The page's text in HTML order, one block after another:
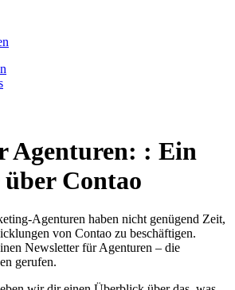
Agenturen: : Ein
Contao
Agenturen haben nicht genügend Zeit,
von Contao zu beschäftigen.
Newsletter für Agenturen – die
gerufen.